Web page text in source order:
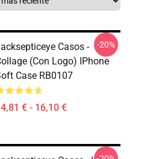
Casos -
(con Logo) IPhone
Case RB0107
€ - 16,10 €
-20%